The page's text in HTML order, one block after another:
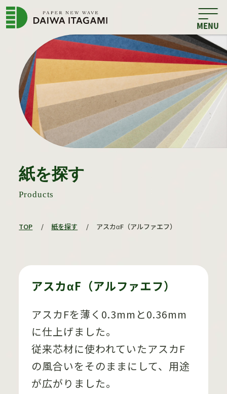
紙を探す
Products
TOP / 紙を探す / アスカαF（アルファエフ）
アスカαF（アルファエフ）
アスカFを薄く0.3mmと0.36mm
に仕上げました。
従来芯材に使われていたアスカF
の風合いをそのままにして、用途
が広がりました。